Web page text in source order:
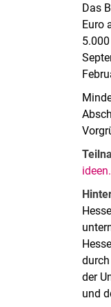
Das
Euro
der
und